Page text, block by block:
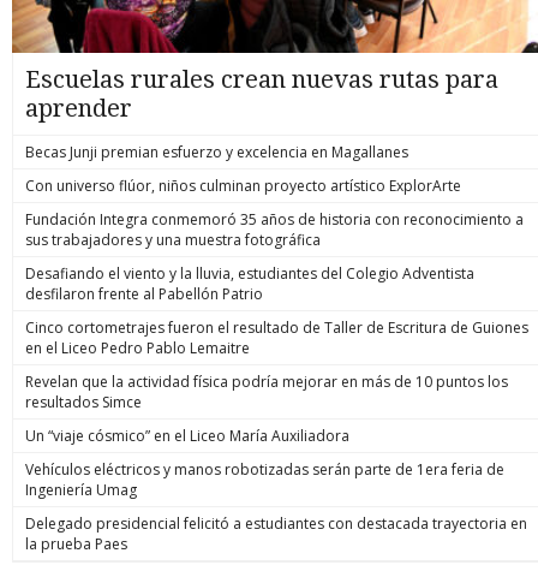
Escuelas rurales crean nuevas rutas para
aprender
Becas Junji premian esfuerzo y excelencia en Magallanes
Con universo flúor, niños culminan proyecto artístico ExplorArte
Fundación Integra conmemoró 35 años de historia con reconocimiento a
sus trabajadores y una muestra fotográfica
Desafiando el viento y la lluvia, estudiantes del Colegio Adventista
desfilaron frente al Pabellón Patrio
Cinco cortometrajes fueron el resultado de Taller de Escritura de Guiones
en el Liceo Pedro Pablo Lemaitre
Revelan que la actividad física podría mejorar en más de 10 puntos los
resultados Simce
Un “viaje cósmico” en el Liceo María Auxiliadora
Vehículos eléctricos y manos robotizadas serán parte de 1era feria de
Ingeniería Umag
Delegado presidencial felicitó a estudiantes con destacada trayectoria en
la prueba Paes